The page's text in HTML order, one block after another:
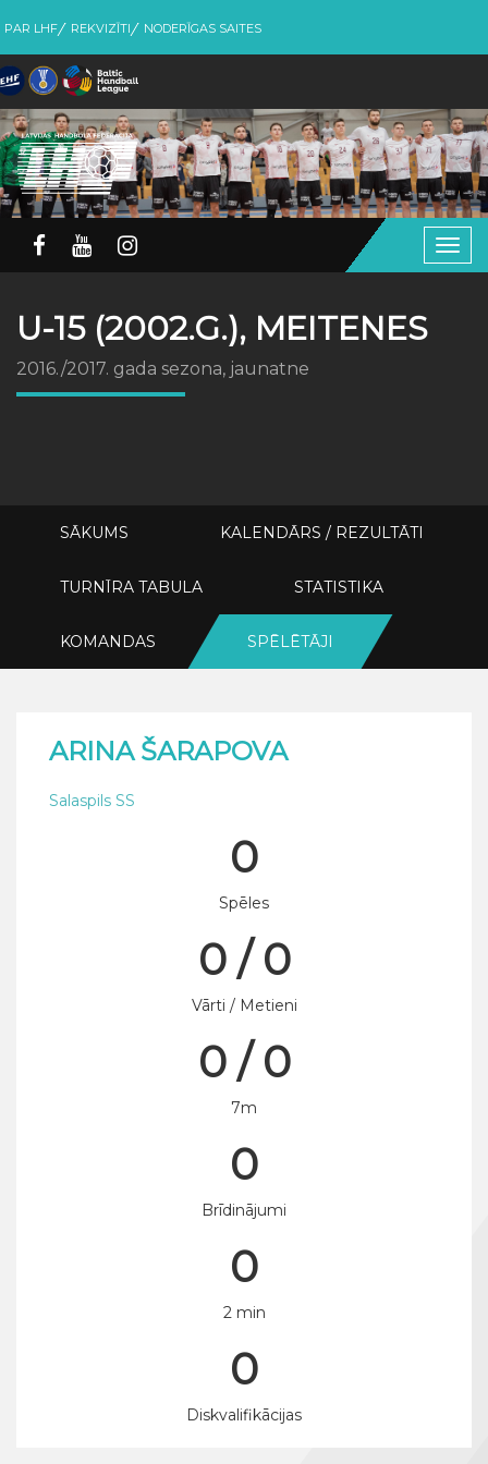
PAR LHF REKVIZĪTI NODERĪGAS SAITES
U-15 (2002.G.), MEITENES
2016./2017. gada sezona, jaunatne
SĀKUMS KALENDĀRS / REZULTĀTI
TURNĪRA TABULA STATISTIKA
KOMANDAS SPĒLĒTĀJI
ARINA ŠARAPOVA
Salaspils SS
0
Spēles
0 / 0
Vārti / Metieni
0 / 0
7m
0
Brīdinājumi
0
2 min
0
Diskvalifikācijas